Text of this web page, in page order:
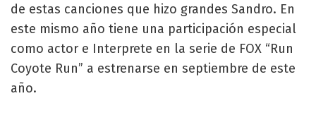
de estas canciones que hizo grandes Sandro. En
este mismo año tiene una participación especial
como actor e Interprete en la serie de FOX “Run
Coyote Run” a estrenarse en septiembre de este
año.